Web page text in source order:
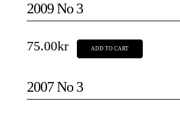
2009 No 3
75.00kr ADD TO CART
2007 No 3